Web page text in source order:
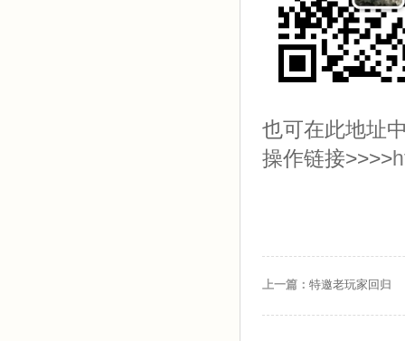
也可在此地址
操作链接>>>>
上一篇： 特邀老玩家回归